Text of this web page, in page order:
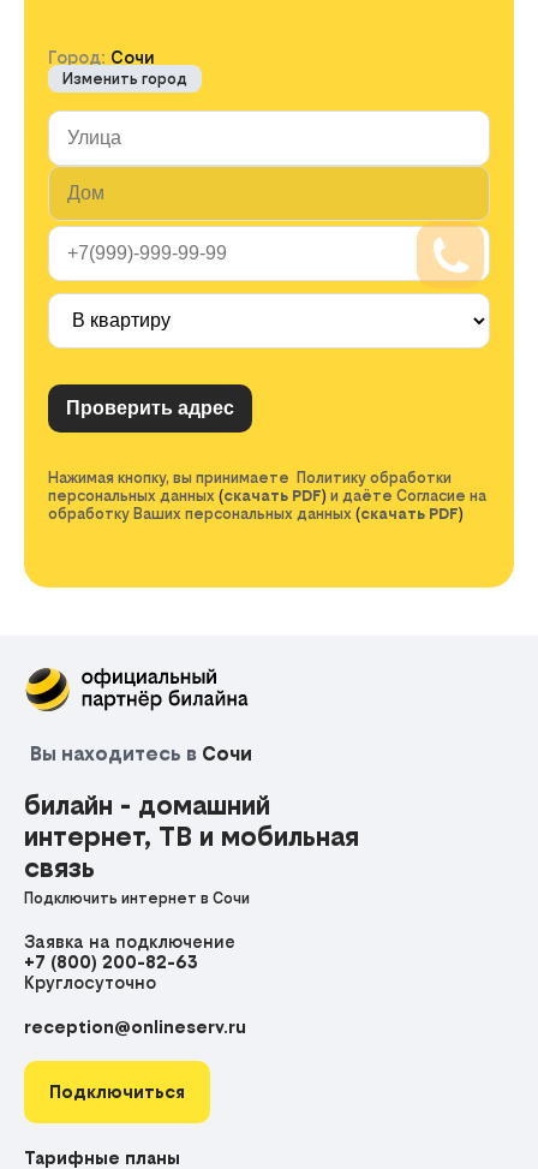
Город: Сочи
Изменить город
Нажимая кнопку, вы принимаете Политику обработки
персональных данных (скачать PDF) и даёте Согласие на
обработку Ваших персональных данных (скачать PDF)
Вы находитесь в Сочи
билайн - домашний
интернет, ТВ и мобильная
связь
Подключить интернет в Сочи
Заявка на подключение
+7 (800) 200-82-63
Круглосуточно
reception@onlineserv.ru
Подключиться
Тарифные планы